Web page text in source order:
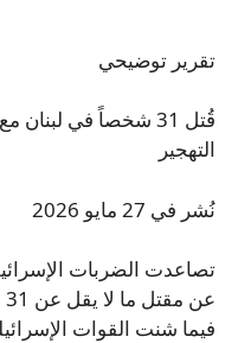
تقرير توضيحي
قُتل 31 شخصاً في
التهجير
نُشر في 27 مايو 2026
تصاعدت الضربات
فيما شنت القوات